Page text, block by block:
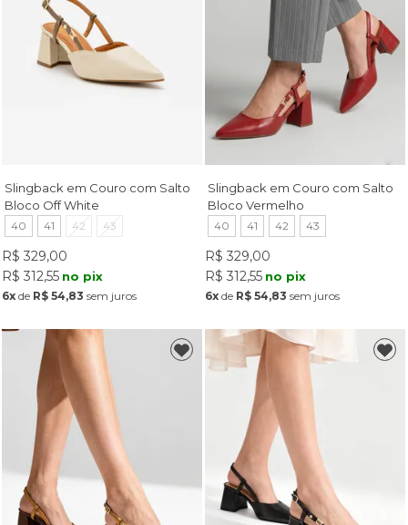
Slingback em Couro com Salto
Bloco Off White
40 41 42 43
R$ 329,00
R$ 312,55 no pix
6xde R$ 54,83 sem juros
Slingback em Couro com Salto
Bloco Vermelho
40 41 42 43
R$ 329,00
R$ 312,55 no pix
6x de R$ 54,83 sem juros